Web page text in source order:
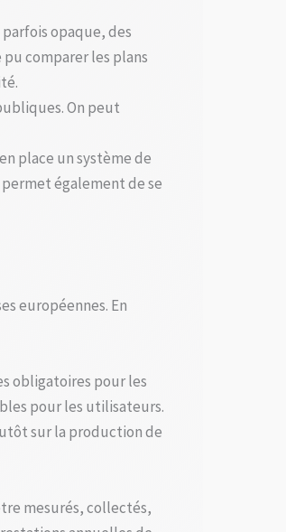
opaque, des
comparer les plans
On peut
place un système de
également de se
européennes. En
obligatoires pour les
pour les utilisateurs.
sur la production de
mesurés, collectés,